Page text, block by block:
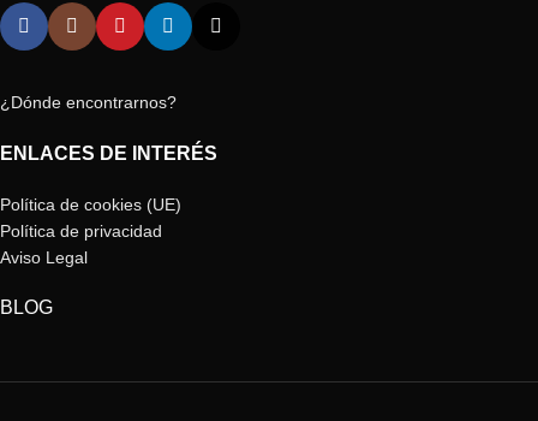
¿Dónde encontrarnos?
ENLACES DE INTERÉS
Política de cookies (UE)
Política de privacidad
Aviso Legal
BLOG